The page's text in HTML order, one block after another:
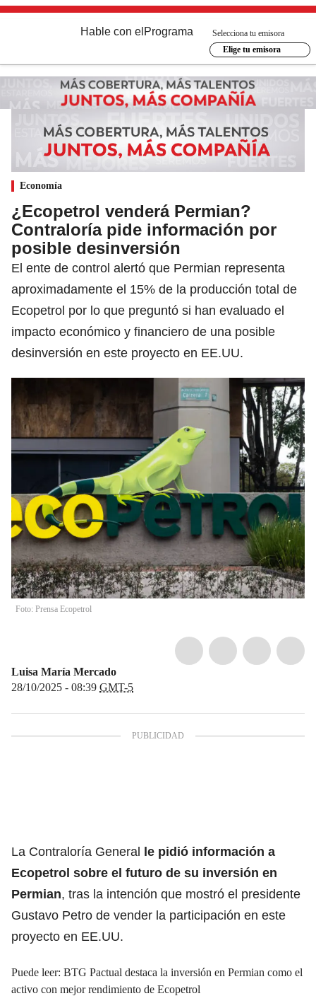
Hable con el Programa
Selecciona tu emisora
Elige tu emisora
Economía
¿Ecopetrol venderá Permian?
Contraloría pide información por
posible desinversión
El ente de control alertó que Permian representa
aproximadamente el 15% de la producción total de
Ecopetrol por lo que preguntó si han evaluado el
impacto económico y financiero de una posible
desinversión en este proyecto en EE.UU.
Foto: Prensa Ecopetrol
Luisa María Mercado
28/10/2025 - 08:39 GMT-5
La Contraloría General le pidió información a
Ecopetrol sobre el futuro de su inversión en
Permian, tras la intención que mostró el presidente
Gustavo Petro de vender la participación en este
proyecto en EE.UU.
Puede leer: BTG Pactual destaca la inversión en Permian como el
activo con mejor rendimiento de Ecopetrol